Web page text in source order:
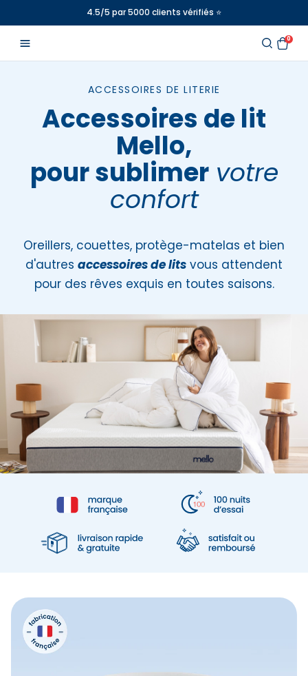
au
contenu
🇫🇷 La marque deMatelas & Surmatelas
0
ACCESSOIRES DE LITERIE
Accessoires de lit
Mello,
pour sublimer votre
confort
Oreillers, couettes, protège-matelas et bien
d'autres accessoires de lits vous attendent
pour des rêves exquis en toutes saisons.